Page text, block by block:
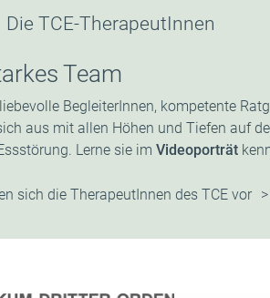
Die TCE-TherapeutInnen
Team
BegleiterInnen, kompetente
aus mit allen Höhen und Tiefen auf
Lerne sie im Videoporträt
sich die TherapeutInnen des TCE vor